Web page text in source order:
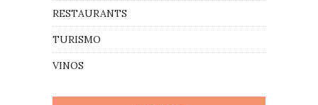
RESTAURANTS
TURISMO
VINOS